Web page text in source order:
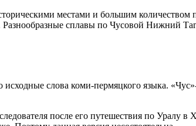
местами и большим количеством
сплавы по Чусовой Нижний
слова коми-пермяцкого языка.
после его путешествия по Уралу в